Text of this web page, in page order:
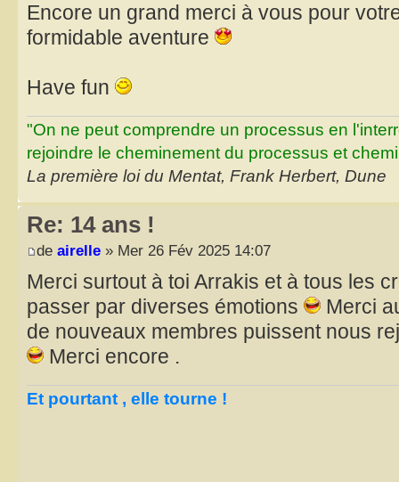
Encore un grand merci à vous pour
formidable aventure
Have fun
"On ne peut comprendre un processus en
rejoindre le cheminement du processus et
La première loi du Mentat, Frank Herbert, Dune
Re: 14 ans !
de airelle » Mer 26 Fév 2025 14:07
Merci surtout à toi Arrakis et à tous les
passer par diverses émotions
Merci
de nouveaux membres puissent nous
Merci encore .
Et pourtant , elle tourne !